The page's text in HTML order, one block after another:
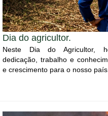
Dia do agricultor.
Neste Dia do Agricultor,
dedicação, trabalho e
e crescimento para o nosso